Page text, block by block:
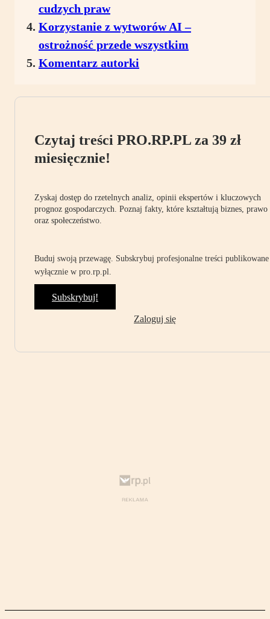
cudzych praw
Korzystanie z wytworów AI –
ostrożność przede wszystkim
Komentarz autorki
Czytaj treści PRO.RP.PL za 39 zł
miesięcznie!
Zyskaj dostęp do rzetelnych analiz, opinii ekspertów i kluczowych
prognoz gospodarczych. Poznaj fakty, które kształtują biznes, prawo
oraz społeczeństwo.
Buduj swoją przewagę. Subskrybuj profesjonalne treści publikowane
wyłącznie w pro.rp.pl.
Subskrybuj!
Zaloguj się